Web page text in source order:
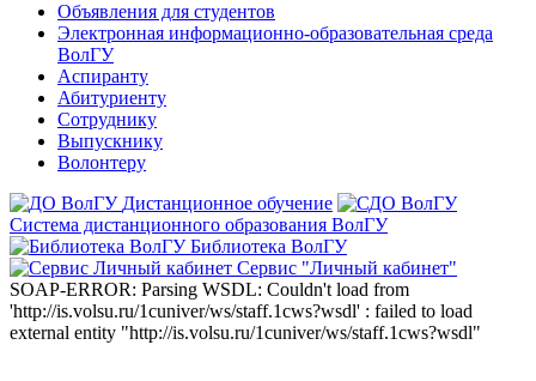
Объявления для студентов
Электронная информационно-образовательная среда
ВолГУ
Аспиранту
Абитуриенту
Сотруднику
Выпускнику
Волонтеру
Дистанционное обучение
Система дистанционного образования ВолГУ
Библиотека ВолГУ
Сервис "Личный кабинет"
SOAP-ERROR: Parsing WSDL: Couldn't load from
'http://is.volsu.ru/1cuniver/ws/staff.1cws?wsdl' : failed to load
external entity "http://is.volsu.ru/1cuniver/ws/staff.1cws?wsdl"